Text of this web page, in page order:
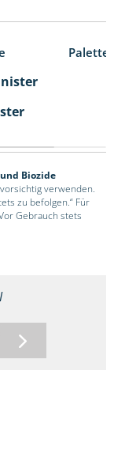
Biozide
verwenden.
zu befolgen.“ Für
Gebrauch stets